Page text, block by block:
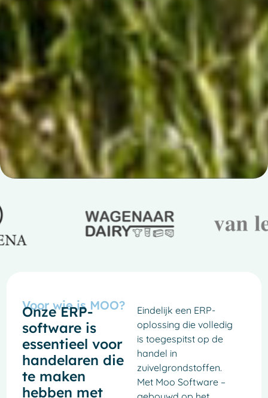
Voor wie is MOO?
Onze ERP-
software is
essentieel voor
handelaren die
te maken
hebben met
Eindelijk een ERP-
oplossing die volledig
is toegespitst op de
handel in
zuivelgrondstoffen.
Met Moo Software –